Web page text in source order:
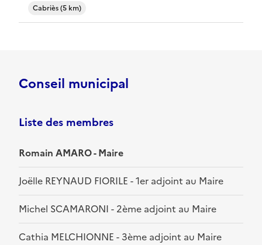
Cabriès (5 km)
Conseil municipal
Liste des membres
Romain AMARO - Maire
Joëlle REYNAUD FIORILE - 1er adjoint au Maire
Michel SCAMARONI - 2ème adjoint au Maire
Cathia MELCHIONNE - 3ème adjoint au Maire